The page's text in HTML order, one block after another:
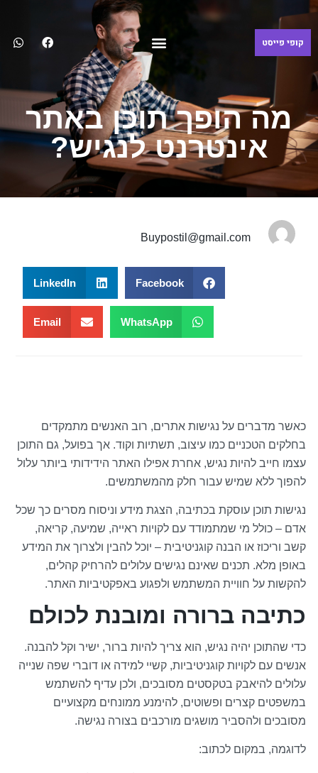
מה הופך תוכן באתר
אינטרנט לנגיש?
Buypostil@gmail.com
Facebook
LinkedIn
WhatsApp
Email
כאשר מדברים על נגישות אתרים, רוב האנשים מתמקדים
בחלקים הטכניים כמו עיצוב, תשתיות וקוד. אך בפועל, גם התוכן
עצמו חייב להיות נגיש, אחרת אפילו האתר הידידותי ביותר עלול
להפוך ללא שמיש עבור חלק מהמשתמשים.
נגישות תוכן עוסקת בכתיבה, הצגת מידע וניסוח מסרים כך שכל
אדם – כולל מי שמתמודד עם לקויות ראייה, שמיעה, קריאה,
קשב וריכוז או הבנה קוגניטיבית – יוכל להבין ולצרוך את המידע
באופן מלא. תכנים שאינם נגישים עלולים להרחיק קהלים,
להקשות על חוויית המשתמש ולפגוע באפקטיביות האתר.
כתיבה ברורה ומובנת לכולם
כדי שהתוכן יהיה נגיש, הוא צריך להיות ברור, ישיר וקל להבנה.
אנשים עם לקויות קוגניטיביות, קשיי למידה או דוברי שפה שנייה
עלולים להיאבק בטקסטים מסובכים, ולכן עדיף להשתמש
במשפטים קצרים ופשוטים, להימנע ממונחים מקצועיים
מסובכים ולהסביר מושגים מורכבים בצורה נגישה.
לדוגמה, במקום לכתוב: